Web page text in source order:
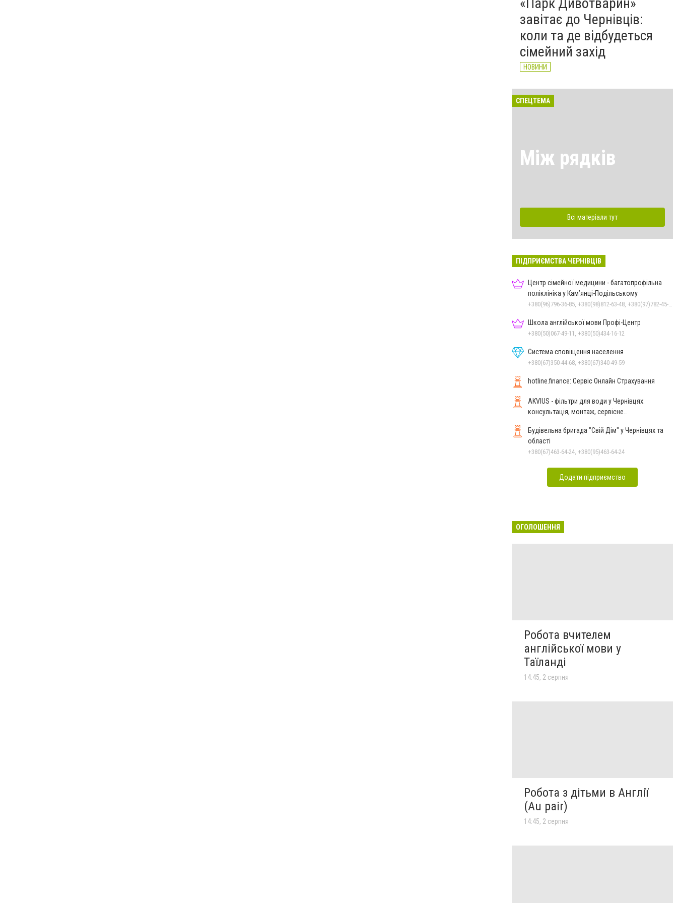
завітає до Чернівців:
коли та де відбудеться
сімейний захід
НОВИНИ
СПЕЦТЕМА
Між рядків
Всі матеріали тут
ПІДПРИЄМСТВА ЧЕРНІВЦІВ
Центр сімейної медицини - багатопрофільна
поліклініка у Кам’янці-Подільському
Школа англійської мови Профі-Центр
+380(50)067-49-11, +380(50)434-16-12
Система сповіщення населення
+380(67)350-44-68, +380(67)340-49-59
hotline.finance: Сервіс Онлайн Страхування
AKVIUS - фільтри для води у Чернівцях:
консультація, монтаж, сервісне
Будівельна бригада "Свій Дім" у Чернівцях та
області
+380(67)463-64-24, +380(95)463-64-24
Додати підприємство
ОГОЛОШЕННЯ
Робота вчителем
англійської мови у
Таїланді
14:45, 2 серпня
Робота з дітьми в Англії
(Au pair)
14:45, 2 серпня